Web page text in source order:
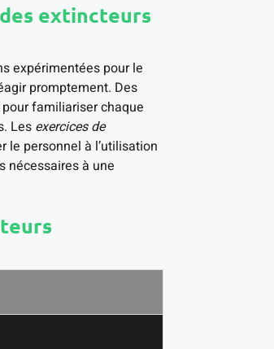
extincteurs
expérimentées pour le
promptement. Des
familiariser chaque
Les exercices de
le personnel à l’utilisation
nécessaires à une